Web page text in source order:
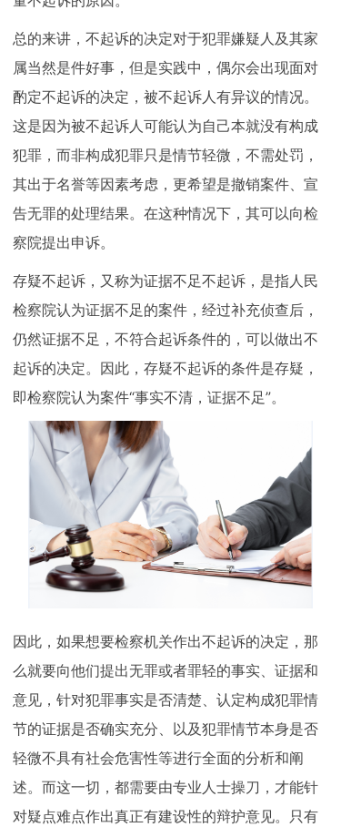
总的来讲，不起诉的决定对于犯罪嫌疑人及其家
属当然是件好事，但是实践中，偶尔会出现面对
酌定不起诉的决定，被不起诉人有异议的情况。
这是因为被不起诉人可能认为自己本就没有构成
犯罪，而非构成犯罪只是情节轻微，不需处罚，
其出于名誉等因素考虑，更希望是撤销案件、宣
告无罪的处理结果。在这种情况下，其可以向检
察院提出申诉。
存疑不起诉，又称为证据不足不起诉，是指人民
检察院认为证据不足的案件，经过补充侦查后，
仍然证据不足，不符合起诉条件的，可以做出不
起诉的决定。因此，存疑不起诉的条件是存疑，
即检察院认为案件“事实不清，证据不足”。
因此，如果想要检察机关作出不起诉的决定，那
么就要向他们提出无罪或者罪轻的事实、证据和
意见，针对犯罪事实是否清楚、认定构成犯罪情
节的证据是否确实充分、以及犯罪情节本身是否
轻微不具有社会危害性等进行全面的分析和阐
述。而这一切，都需要由专业人士操刀，才能针
对疑点难点作出真正有建设性的辩护意见。只有